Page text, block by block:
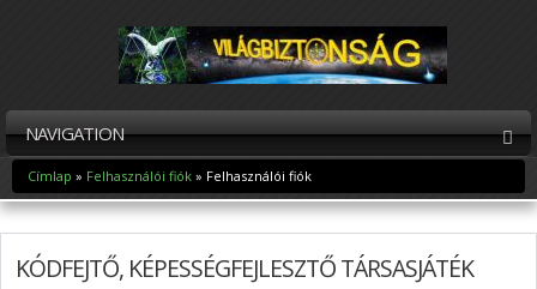
NAVIGATION
Jelenlegi hely
Címlap » Felhasználói fiók » Felhasználói fiók
KÓDFEJTŐ, KÉPESSÉGFEJLESZTŐ TÁRSASJÁTÉK
Elsődleges fülek